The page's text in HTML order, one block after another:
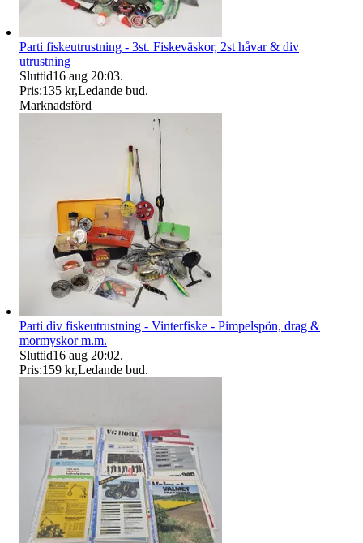
Parti fiskeutrustning - 3st. Fiskeväskor, 2st håvar & div
utrustning
Sluttid16 aug 20:03.
Pris:135 kr,Ledande bud.
Marknadsförd
Parti div fiskeutrustning - Vinterfiske - Pimpelspön, drag &
mormyskor m.m.
Sluttid16 aug 20:02.
Pris:159 kr,Ledande bud.